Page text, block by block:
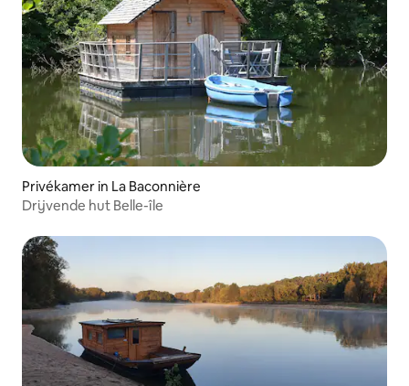
Privékamer in La Baconnière
Drijvende hut Belle-île